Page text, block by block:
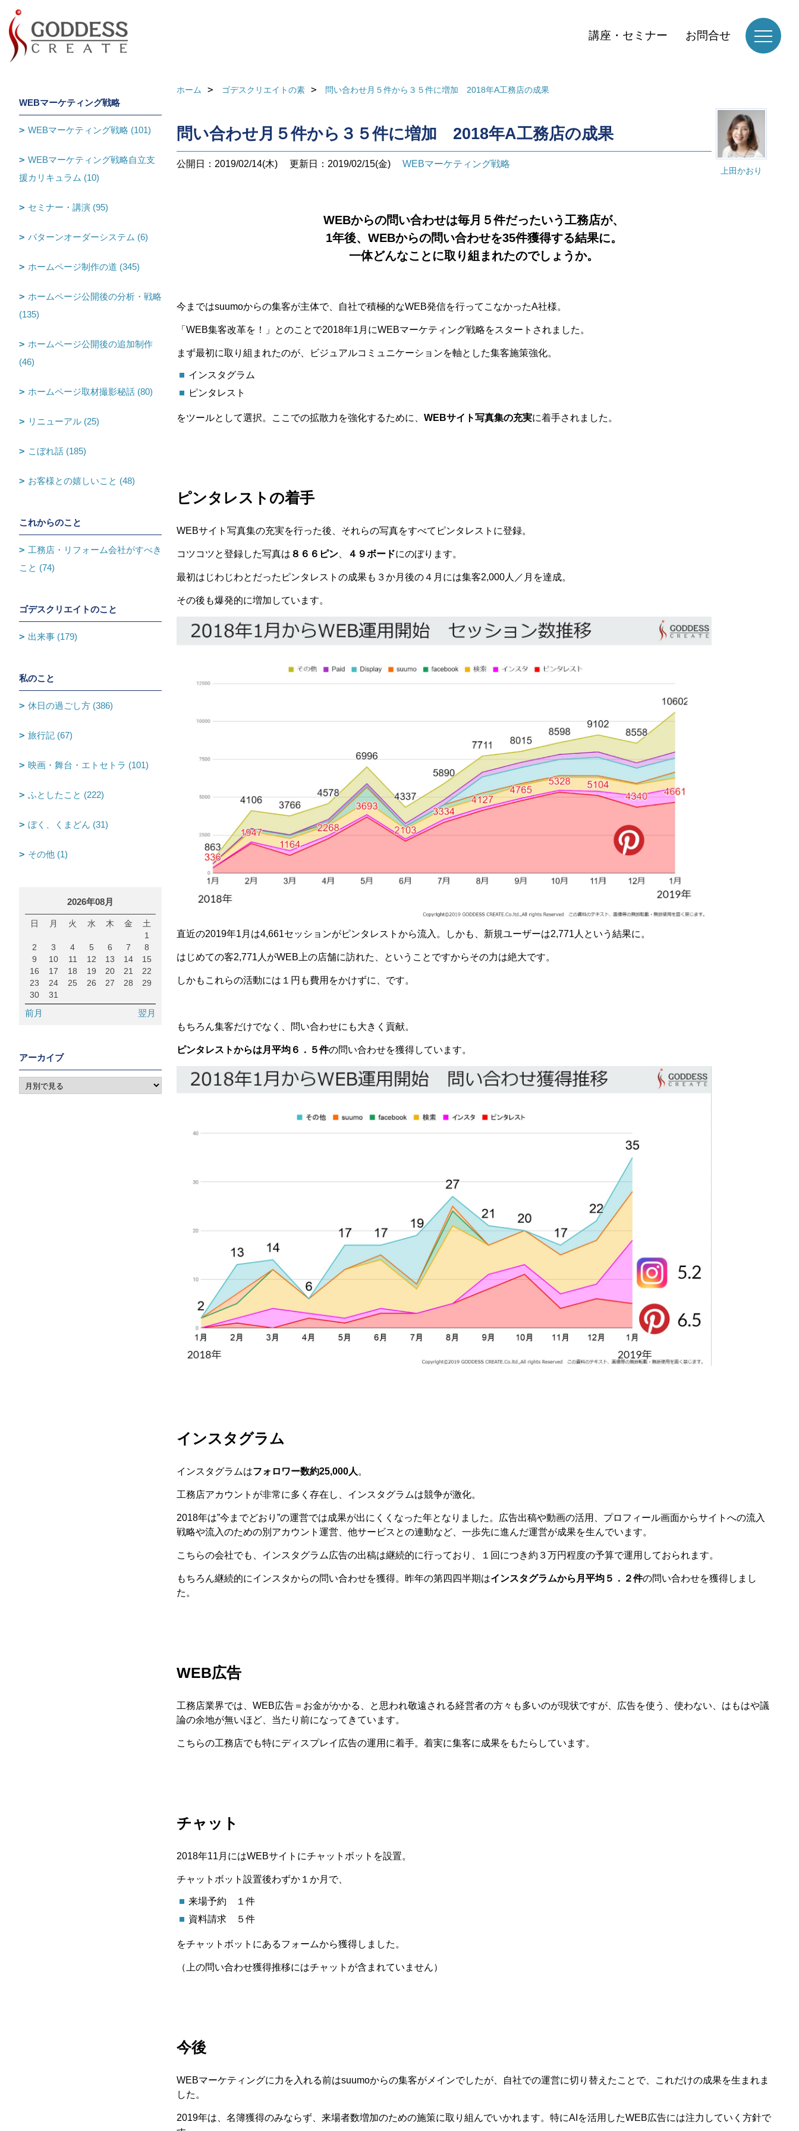
講座・セミナー お問合せ
ホーム ゴデスクリエイトの素 問い合わせ月５件から３５件に増加 2018年A工務店の成果
上田かおり
問い合わせ月５件から３５件に増加 2018年A工務店の成果
公開日：2019/02/14(木) 更新日：2019/02/15(金) WEBマーケティング戦略
WEBからの問い合わせは毎月５件だったいう工務店が、
1年後、WEBからの問い合わせを35件獲得する結果に。
一体どんなことに取り組まれたのでしょうか。
今まではsuumoからの集客が主体で、自社で積極的なWEB発信を行ってこなかったA社様。
「WEB集客改革を！」とのことで2018年1月にWEBマーケティング戦略をスタートされました。
まず最初に取り組まれたのが、ビジュアルコミュニケーションを軸とした集客施策強化。
インスタグラム
ピンタレスト
をツールとして選択。ここでの拡散力を強化するために、 WEBサイト写真集の充実に着手されました。
ピンタレストの着手
WEBサイト写真集の充実を行った後、それらの写真をすべてピンタレストに登録。
コツコツと登録した写真は ８６６ピン ４９ボードにのぼります。
最初はじわじわとだったピンタレストの成果も３か月後の４月には集客2,000人／月を達成。
その後も爆発的に増加しています。
直近の2019年1月は4,661セッションがピンタレストから流入。しかも、新規ユーザーは2,771人という結果に。
はじめての客2,771人がWEB上の店舗に訪れた、ということですからその力は絶大です。
しかもこれらの活動には１円も費用をかけずに、です。
もちろん集客だけでなく、問い合わせにも大きく貢献。
ピンタレストからは月平均６．５件の問い合わせを獲得しています。
インスタグラム
インスタグラムはフォロワー数約25,000人 。
工務店アカウントが非常に多く存在し、インスタグラムは競争が激化。
2018年は”今までどおり”の運営では成果が出にくくなった年となりました。広告出稿や動画の活用、プロフィール画面からサイトへの流入
戦略や流入のための別アカウント運営、他サービスとの連動など、一歩先に進んだ運営が成果を生んでいます。
こちらの会社でも、インスタグラム広告の出稿は継続的に行っており、１回につき約３万円程度の予算で運用しておられます。
もちろん継続的にインスタからの問い合わせを獲得。昨年の第四四半期はインスタグラムから月平均５．２件の問い合わせを獲得しまし
た。
WEB広告
工務店業界では、WEB広告＝お金がかかる、と思われ敬遠される経営者の方々も多いのが現状ですが、広告を使う、使わない、はもはや議
論の余地が無いほど、当たり前になってきています。
こちらの工務店でも特にディスプレイ広告の運用に着手。着実に集客に成果をもたらしています。
チャット
2018年11月にはWEBサイトにチャットボットを設置。
チャットボット設置後わずか１か月で、
来場予約 １件
資料請求 ５件
をチャットボットにあるフォームから獲得しました。
（上の問い合わせ獲得推移にはチャットが含まれていません）
今後
WEBマーケティングに力を入れる前はsuumoからの集客がメインでしたが、自社での運営に切り替えたことで、これだけの成果を生まれま
した。
2019年は、名簿獲得のみならず、来場者数増加のための施策に取り組んでいかれます。特にAIを活用したWEB広告には注力していく方針で
WEBマーケティング戦略
WEBマーケティング戦略 (101)
WEBマーケティング戦略自立支
援カリキュラム (10)
セミナー・講演 (95)
パターンオーダーシステム (6)
ホームページ制作の道 (345)
ホームページ公開後の分析・戦略
(135)
ホームページ公開後の追加制作
(46)
ホームページ取材撮影秘話 (80)
リニューアル (25)
こぼれ話 (185)
お客様との嬉しいこと (48)
これからのこと
工務店・リフォーム会社がすべき
こと (74)
ゴデスクリエイトのこと
出来事 (179)
私のこと
休日の過ごし方 (386)
旅行記 (67)
映画・舞台・エトセトラ (101)
ふとしたこと (222)
ぼく、くまどん (31)
その他 (1)
2026年08月
日 月 火 水 木 金
土
1
2
3 4 5 6 7
8
9
10 11 12 13 14
15
16
17 18 19 20 21
22
23
24 25 26 27 28
29
30
31
前月 翌月
アーカイブ